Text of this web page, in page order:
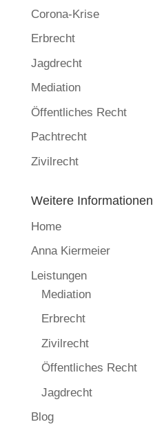
Corona-Krise
Erbrecht
Jagdrecht
Mediation
Öffentliches Recht
Pachtrecht
Zivilrecht
Weitere Informationen
Home
Anna Kiermeier
Leistungen
Mediation
Erbrecht
Zivilrecht
Öffentliches Recht
Jagdrecht
Blog